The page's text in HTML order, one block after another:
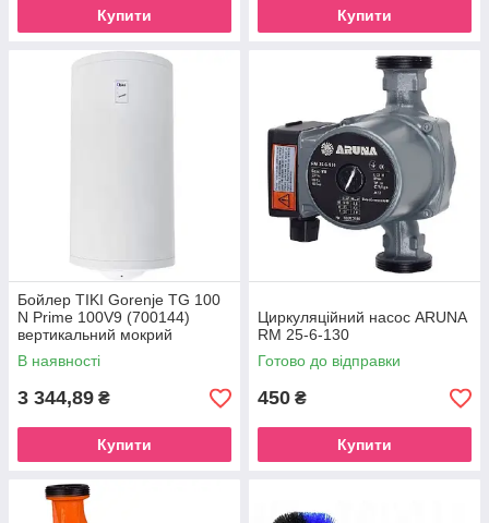
Купити Купити
Бойлер TIKI Gorenje TG 100
N Prime 100V9 (700144)
вертикальний мокрий
В наявності
3 344,89 ₴
Купити
Циркуляційний насос ARUNA
RM 25-6-130
Готово до відправки
450 ₴
Купити